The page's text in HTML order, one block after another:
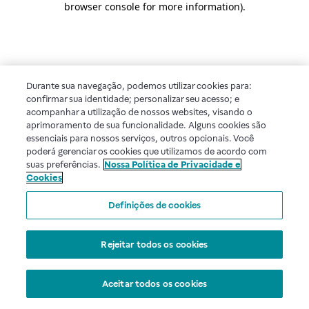
browser console for more information).
Durante sua navegação, podemos utilizar cookies para:
confirmar sua identidade; personalizar seu acesso; e
acompanhar a utilização de nossos websites, visando o
aprimoramento de sua funcionalidade. Alguns cookies são
essenciais para nossos serviços, outros opcionais. Você
poderá gerenciar os cookies que utilizamos de acordo com
suas preferências. Nossa Política de Privacidade e
Cookies
Definições de cookies
Rejeitar todos os cookies
Aceitar todos os cookies